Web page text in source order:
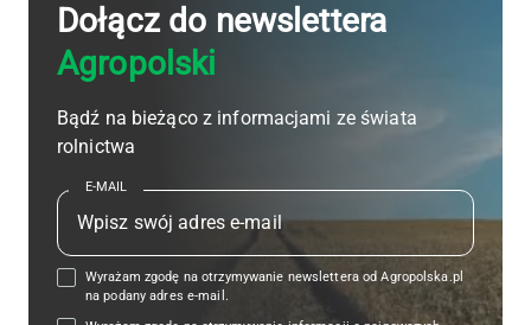
Dołącz do newslettera
Agropolski
Bądź na bieżąco z informacjami ze świata
rolnictwa
E-MAIL
Wyrażam zgodę na otrzymywanie newslettera od Agropolska.pl
na podany adres e-mail.